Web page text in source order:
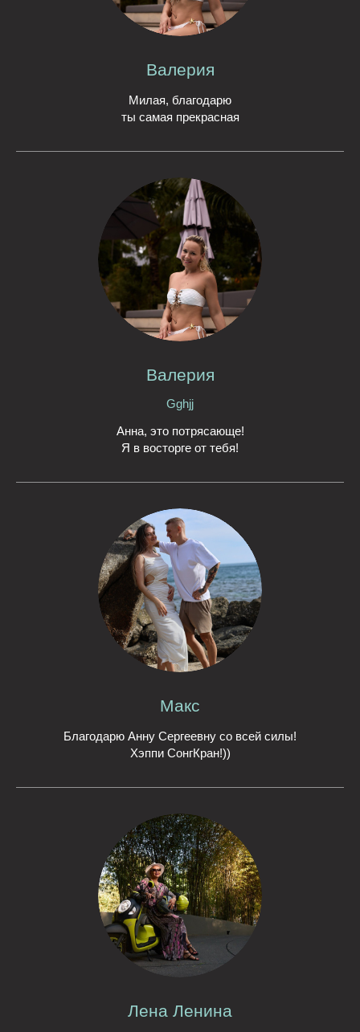
Валерия
Милая, благодарю
ты самая прекрасная
Валерия
Gghjj
Анна, это потрясающе!
Я в восторге от тебя!
Макс
Благодарю Анну Сергеевну со всей силы!
Хэппи СонгКран!))
Лена Ленина